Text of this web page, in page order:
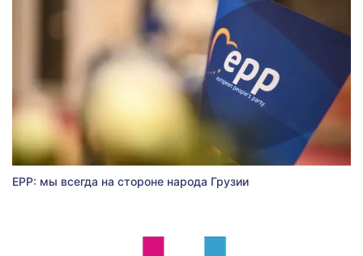
EPP: мы всегда на стороне народа Грузии